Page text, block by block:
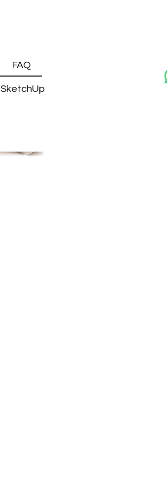
FAQ
SketchUp